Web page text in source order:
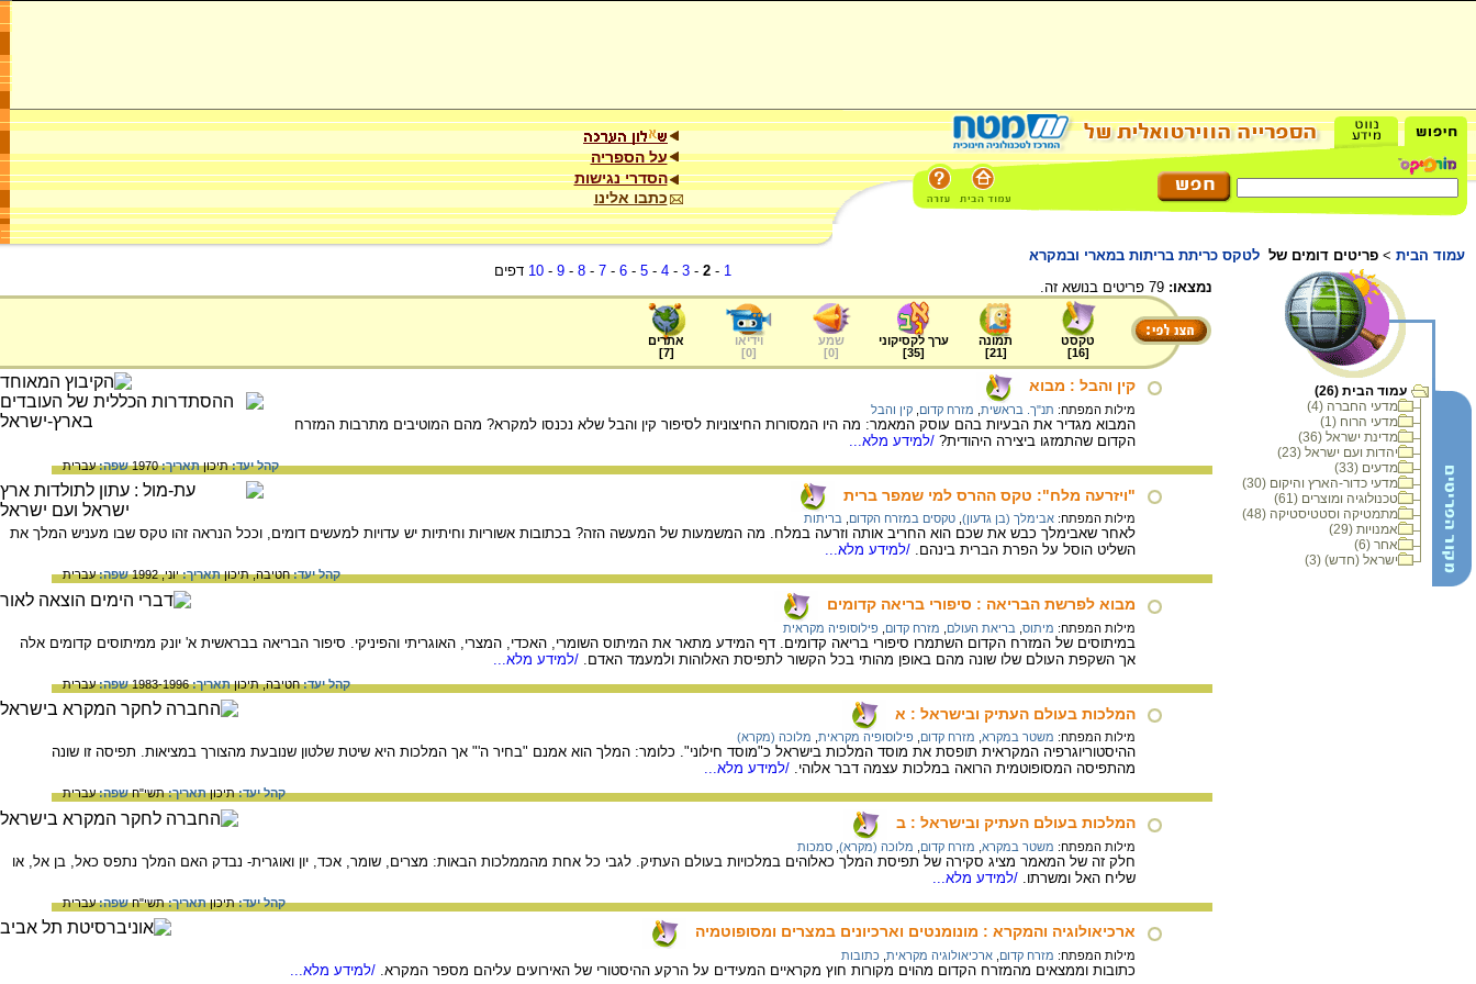
על הספריה
הסדרי נגישות
כתבו אלינו
עמוד הבית > פריטים דומים של לטקס כריתת בריתות במארי ובמקרא
עמוד הבית (26)
מדעי החברה (4)
מדעי הרוח (1)
מדינת ישראל (36)
יהדות ועם ישראל (23)
מדעים (33)
מדעי כדור-הארץ והיקום (30)
טכנולוגיה ומוצרים (61)
מתמטיקה וסטטיסטיקה (48)
אמנויות (29)
אחר (6)
ישראל (חדש) (3)
1
-
2
-
3
-
4
-
5
-
6
-
7
-
8
-
9
-
10 דפים
נמצאו:
טקסט
[
16
]
תמונה
[
21
]
ערך לקסיקוני
[
35
]
שמע
[
0
]
וידיאו
[
0
]
אתרים
[
7
]
קין והבל : מבוא
מילות המפתח: תנ"ך. בראשית מזרח קדום קין והבל
המבוא מגדיר את הבעיות בהם עוסק המאמר: מה היו המסורות החיצוניות לסיפור קין והבל שלא נכנסו למקרא? מהם המוטיבים מתרבות המזרח
הקדום שהתמזגו ביצירה היהודית? /למידע מלא...
קהל יעד:תיכוןתאריך:1970 שפה:עברית
"ויזרעה מלח": טקס ההרס למי שמפר ברית
מילות המפתח: אבימלך (בן גדעון) טקסים במזרח הקדום בריתות
לאחר שאבימלך כבש את שכם הוא החריב אותה וזרעה במלח. מה המשמעות של המעשה הזה? בכתובות אשוריות וחיתיות יש עדויות למעשים דומים, וככל הנראה זהו טקס שבו מעניש המלך את
השליט הוסל על הפרת הברית בינהם. /למידע מלא...
קהל יעד:חטיבה,תיכוןתאריך:יוני, 1992 שפה:עברית
מבוא לפרשת הבריאה : סיפורי בריאה קדומים
מילות המפתח: מיתוס בריאת העולם מזרח קדום פילוסופיה מקראית
במיתוסים של המזרח הקדום השתמרו סיפורי בריאה קדומים. דף המידע מתאר את המיתוס השומרי, האכדי, המצרי, האוגריתי והפיניקי. סיפור הבריאה בבראשית א' יונק ממיתוסים קדומים אלה
אך השקפת העולם שלו שונה מהם באופן מהותי בכל הקשור לתפיסת האלוהות ולמעמד האדם. /למידע מלא...
קהל יעד:חטיבה,תיכוןתאריך:1983-1996 שפה:עברית
המלכות בעולם העתיק ובישראל : א
מילות המפתח: משטר במקרא מזרח קדום פילוסופיה מקראית מלוכה (מקרא)
ההיסטוריוגרפיה המקראית תופסת את מוסד המלכות בישראל כ"מוסד חילוני". כלומר: המלך הוא אמנם "בחיר ה'" אך המלכות היא שיטת שלטון שנובעת מהצורך במציאות. תפיסה זו שונה
מהתפיסה המסופוטמית הרואה במלכות עצמה דבר אלוהי. /למידע מלא...
קהל יעד:תיכוןתאריך:תשי"חשפה:עברית
המלכות בעולם העתיק ובישראל : ב
מילות המפתח: משטר במקרא מזרח קדום מלוכה (מקרא) סמכות
חלק זה של המאמר מציג סקירה של תפיסת המלך כאלוהים במלכויות בעולם העתיק. לגבי כל אחת מהממלכות הבאות: מצרים, שומר, אכד, יון ואוגרית- נבדק האם המלך נתפס כאל, בן אל, או
שליח האל ומשרתו. /למידע מלא...
קהל יעד:תיכוןתאריך:תשי"חשפה:עברית
ארכיאולוגיה והמקרא : מונומנטים וארכיונים במצרים ומסופוטמיה
מילות המפתח: מזרח קדום ארכיאולוגיה מקראית כתובות
כתובות וממצאים מהמזרח הקדום מהוים מקורות חוץ מקראיים המעידים על הרקע ההיסטורי של האירועים עליהם מספר המקרא. /למידע מלא...